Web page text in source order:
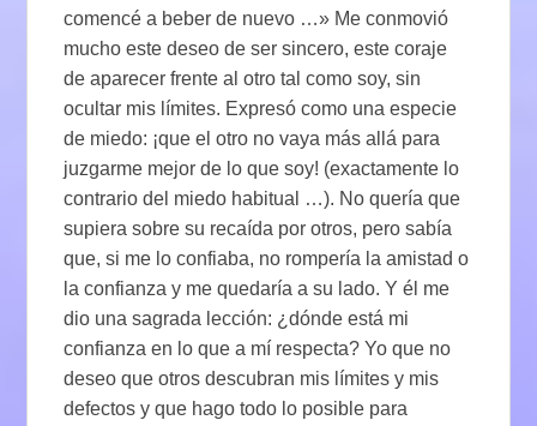
comencé a beber de nuevo …» Me conmovió
mucho este deseo de ser sincero, este coraje
de aparecer frente al otro tal como soy, sin
ocultar mis límites. Expresó como una especie
de miedo: ¡que el otro no vaya más allá para
juzgarme mejor de lo que soy! (exactamente lo
contrario del miedo habitual …). No quería que
supiera sobre su recaída por otros, pero sabía
que, si me lo confiaba, no rompería la amistad o
la confianza y me quedaría a su lado. Y él me
dio una sagrada lección: ¿dónde está mi
confianza en lo que a mí respecta? Yo que no
deseo que otros descubran mis límites y mis
defectos y que hago todo lo posible para